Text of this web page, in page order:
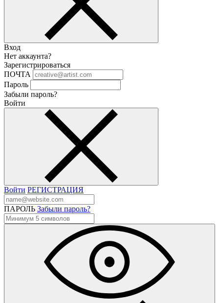
Вход
Нет аккаунта?
Зарегистрироваться
ПОЧТА
Пароль
Забыли пароль?
Войти
Войти РЕГИСТРАЦИЯ
ПАРОЛЬ Забыли пароль?